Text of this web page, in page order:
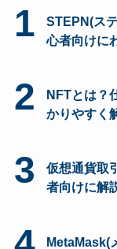
1
STEPN(ス
心者向けに
2
NFTとは？
かりやすく
3
仮想通貨取
者向けに解
MetaMask(